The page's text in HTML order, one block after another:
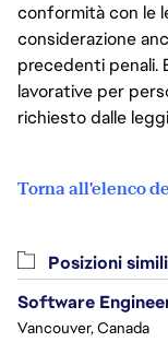
conformità con le
considerazione
precedenti penali.
lavorative per
richiesto dalle
Torna all'elenco
Posizioni simili
Software
Vancouver, Canada